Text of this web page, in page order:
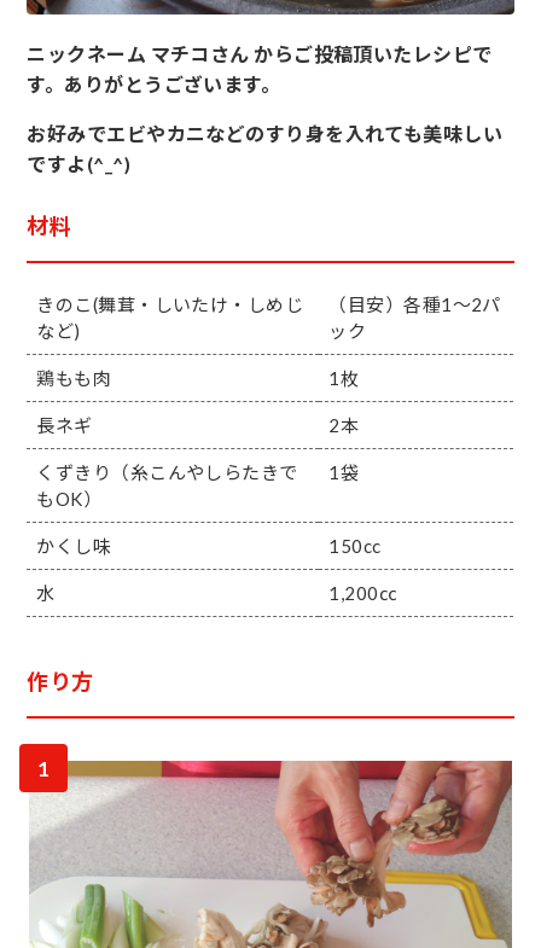
ニックネーム マチコさん からご投稿頂いたレシピで
す。ありがとうございます。
お好みでエビやカニなどのすり身を入れても美味しい
ですよ(^_^)
材料
きのこ(舞茸・しいたけ・しめじ
など)
（目安）各種1～2パ
ック
鶏もも肉 1枚
長ネギ 2本
くずきり（糸こんやしらたきで
もOK）
1袋
かくし味 150cc
水 1,200㏄
作り方
1